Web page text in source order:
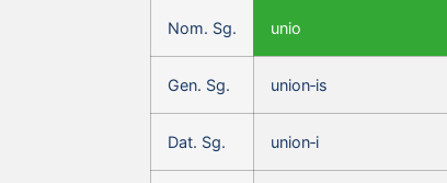
Nom. Sg. unio
Gen. Sg. union‑is
Dat. Sg. union‑i